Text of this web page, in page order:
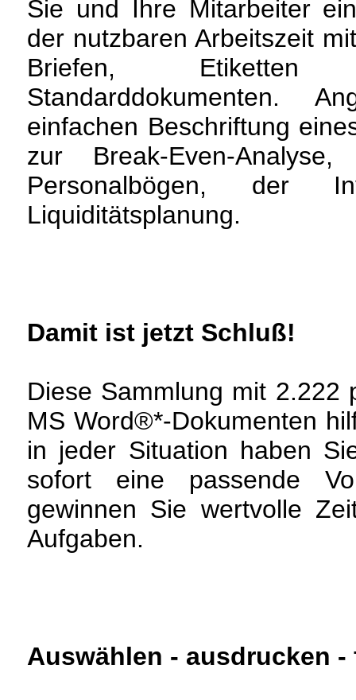
Sie und Ihre Mitarbeiter
der nutzbaren Arbeitszeit
Briefen,
Standarddokumenten.
einfachen Beschriftung
zur Break-Even-
Personalbögen, der
Liquiditätsplanung.
Damit ist jetzt Schluß!
Diese Sammlung mit 2.222
MS Word®*-Dokumenten
in jeder Situation haben
sofort eine passende
gewinnen Sie wertvolle
Aufgaben.
Auswählen - ausdrucken